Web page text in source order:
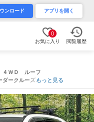
ンロード アプリを開く
0
お気に入り 閲覧履歴
４ＷＤ ルーフ
ダークルーズ
スマートキ
チアルミ（愛
もっと見る